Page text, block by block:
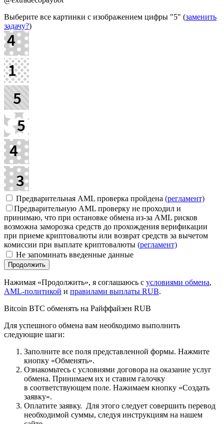
Выберите все картинки с изображением цифры "5" (заменить
задачу?)
Предварительная AML проверка пройдена (регламент)
Предварительную AML проверку не проходил и
принимаю, что при остановке обмена из-за AML рисков
возможна заморозка средств до прохождения верификации
при приеме криптовалюты или возврат средств за вычетом
комиссии при выплате криптовалюты (регламент)
Не запоминать введенные данные
Нажимая «Продолжить», я соглашаюсь с условиями обмена,
AML-политикой и правилами выплаты RUB.
Bitcoin BTC обменять на Paйффaйзeн RUB
Для успешного обмена вам необходимо выполнить
следующие шаги:
Заполните все поля представленной формы. Нажмите
кнопку «Обменять».
Ознакомьтесь с условиями договора на оказание услуг
обмена. Принимаем их и ставим галочку
в соответствующем поле. Нажимаем кнопку «Создать
заявку».
Оплатите заявку. Для этого следует совершить перевод
необходимой суммы, следуя инструкциям на нашем